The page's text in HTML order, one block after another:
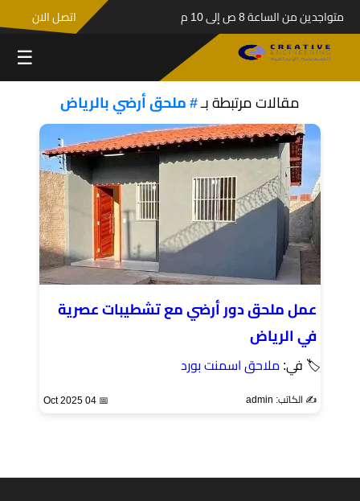
متواجدين من الساعة 8 ص إلى 10 م اتصل الان
☰
مقالات مرتبطة بـ# ملحق أرضي بالرياض
عمل ملحق دور أرضي مع تشطيبات عصرية
في الرياض
🏷 في: ملاحق اسمنت بورد
✍️ الكاتب: admin 📅 04 Oct 2025